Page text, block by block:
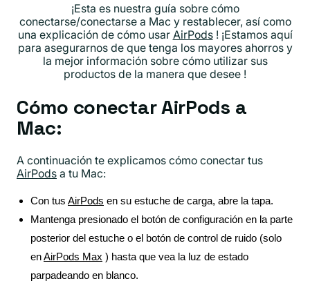
¡Esta es nuestra guía sobre cómo
conectarse/conectarse a Mac y restablecer, así como
una explicación de cómo usar AirPods! ¡Estamos aquí
para asegurarnos de que tenga los mayores ahorros y
la mejor información sobre cómo utilizar sus
productos de la manera que desee !
Cómo conectar AirPods a
Mac:
A continuación te explicamos cómo conectar tus
AirPods a tu Mac:
Con tus AirPods en su estuche de carga, abre la tapa.
Mantenga presionado el botón de configuración en la parte
posterior del estuche o el botón de control de ruido (solo
enAirPods Max ) hasta que vea la luz de estado
parpadeando en blanco.